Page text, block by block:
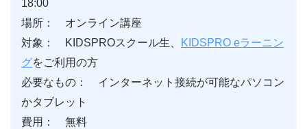
18:00
場所： オンライン講座
対象： KIDSPROスクール生、
KIDSPRO eラーニン
グをご利用の方
必要なもの： インターネット接続が可能なパソコン
かタブレット
費用： 無料